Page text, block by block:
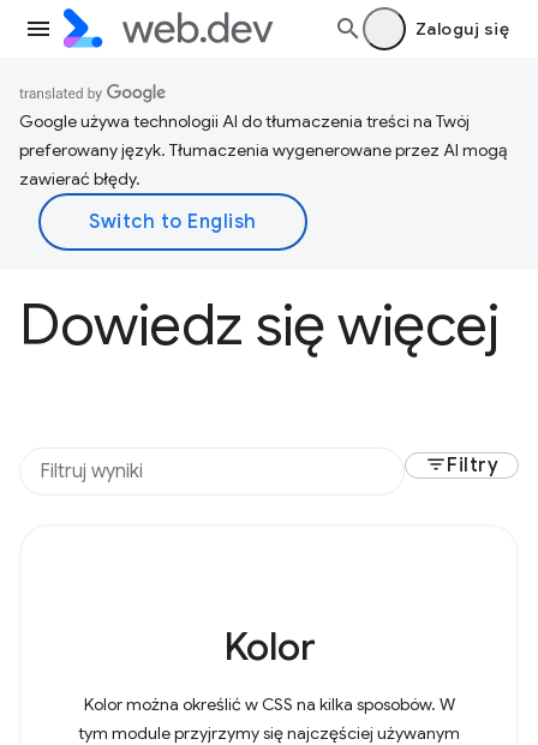
Zaloguj się
Google używa technologii AI do tłumaczenia treści na Twój
preferowany język. Tłumaczenia wygenerowane przez AI mogą
zawierać błędy.
Dowiedz się więcej
filter_listFiltry
Kolor
Kolor można określić w CSS na kilka sposobów. W
tym module przyjrzymy się najczęściej używanym